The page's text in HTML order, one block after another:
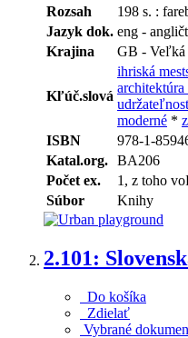
Rozsah
198 s. :
Jazyk dok. eng -
Krajina
GB - Veľká
Kľúč.slová
ihriská
architektúra
moderné *
ISBN
978-1-
Katal.org. BA206
Počet ex.
1, z toho
Súbor
Knihy
2.101:
Do košíka
Zdielať
Vybrané